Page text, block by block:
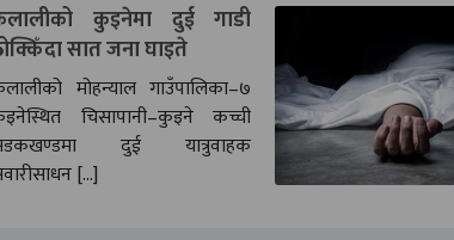
कुइनेमा दुई गाडी
सात जना घाइते
मोहन्याल गाउँपालिका–७
चिसापानी–कुइने कच्ची
दुई यात्रुवाहक
[…]